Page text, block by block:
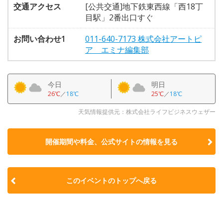
交通アクセス
[公共交通]地下鉄東西線「西18丁
目駅」2番出口すぐ
お問い合わせ1
011-640-7173 株式会社アートピ
ア エミナ編集部
今日
26℃／18℃
明日
25℃／18℃
天気情報提供元：株式会社ライフビジネスウェザー
開催期間や料金、公式サイトの情報を見る
このイベントのトップへ戻る